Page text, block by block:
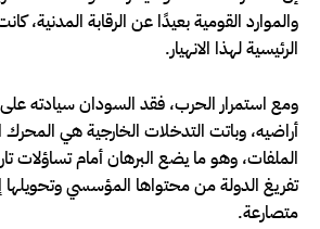
والموارد القومية بعيدًا عن الرقابة المدنية،
الرئيسية لهذا الانهيار.
ومع استمرار الحرب، فقد السودان سيادته
أراضيه، وباتت التدخلات الخارجية هي
الملفات، وهو ما يضع البرهان أمام تساؤلات
تفريغ الدولة من محتواها المؤسسي
متصارعة.